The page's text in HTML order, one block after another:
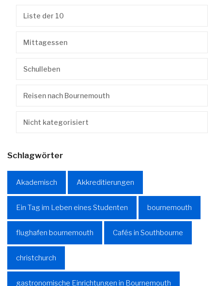
Liste der 10
Mittagessen
Schulleben
Reisen nach Bournemouth
Nicht kategorisiert
Schlagwörter
Akademisch Akkreditierungen
Ein Tag im Leben eines Studenten bournemouth
flughafen bournemouth Cafés in Southbourne
christchurch
gastronomische Einrichtungen in Bournemouth